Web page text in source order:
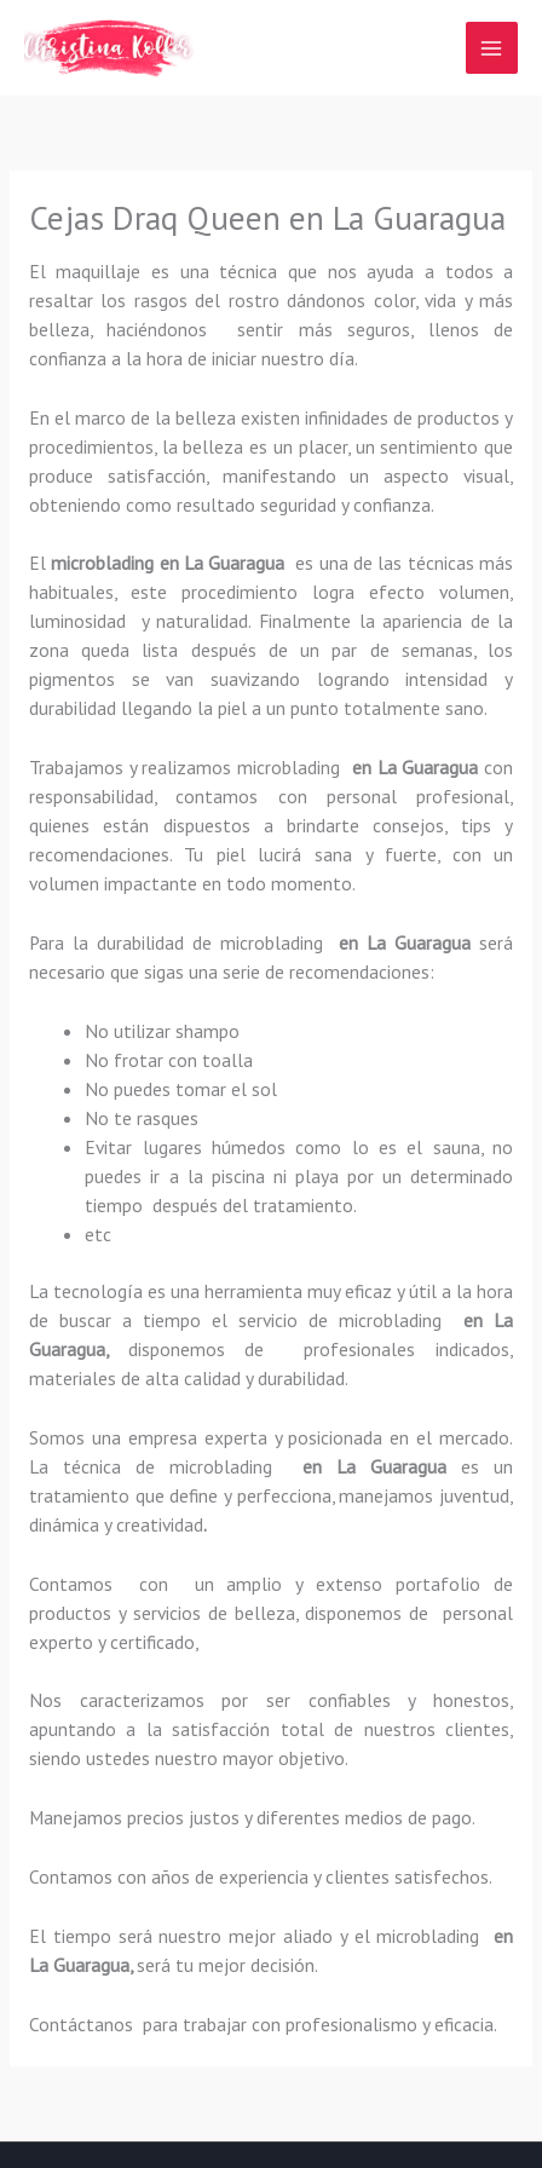
contenido
Cejas Draq Queen en La Guaragua
El maquillaje es una técnica que nos ayuda a todos a
resaltar los rasgos del rostro dándonos color, vida y más
belleza, haciéndonos sentir más seguros, llenos de
confianza a la hora de iniciar nuestro día.
En el marco de la belleza existen infinidades de productos y
procedimientos, la belleza es un placer, un sentimiento que
produce satisfacción, manifestando un aspecto visual,
obteniendo como resultado seguridad y confianza.
Elmicroblading en La Guaragua es una de las técnicas más
habituales, este procedimiento logra efecto volumen,
luminosidad y naturalidad. Finalmente la apariencia de la
zona queda lista después de un par de semanas, los
pigmentos se van suavizando logrando intensidad y
durabilidad llegando la piel a un punto totalmente sano.
Trabajamos y realizamos microblading en La Guaragua con
responsabilidad, contamos con personal profesional,
quienes están dispuestos a brindarte consejos, tips y
recomendaciones. Tu piel lucirá sana y fuerte, con un
volumen impactante en todo momento.
Para la durabilidad de microblading en La Guaragua será
necesario que sigas una serie de recomendaciones:
No utilizar shampo
No frotar con toalla
No puedes tomar el sol
No te rasques
Evitar lugares húmedos como lo es el sauna, no
puedes ir a la piscina ni playa por un determinado
tiempo después del tratamiento.
etc
La tecnología es una herramienta muy eficaz y útil a la hora
de buscar a tiempo el servicio de microblading en La
Guaragua, disponemos de profesionales indicados,
materiales de alta calidad y durabilidad.
Somos una empresa experta y posicionada en el mercado.
La técnica de microblading en La Guaragua es un
tratamiento que define y perfecciona, manejamos juventud,
dinámica y creatividad.
Contamos con un amplio y extenso portafolio de
productos y servicios de belleza, disponemos de personal
experto y certificado,
Nos caracterizamos por ser confiables y honestos,
apuntando a la satisfacción total de nuestros clientes,
siendo ustedes nuestro mayor objetivo.
Manejamos precios justos y diferentes medios de pago.
Contamos con años de experiencia y clientes satisfechos.
El tiempo será nuestro mejor aliado y elmicroblading en
La Guaragua, será tu mejor decisión.
Contáctanos para trabajar con profesionalismo y eficacia.